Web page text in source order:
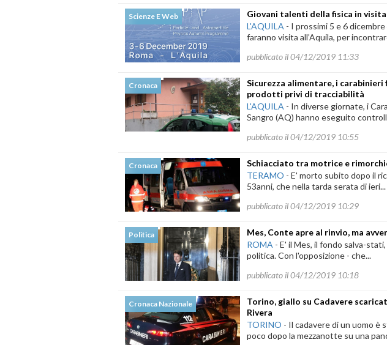
Scienze E Web
Giovani talenti della fisica in visita
L'AQUILA - I prossimi 5 e 6
faranno visita all’Aquila, per
pubblicato il 04/12/2019 11:33
Cronaca
Sicurezza alimentare, i
prodotti privi di tracciabilità
L'AQUILA - In diverse giornate, i
Sangro (AQ) hanno eseguito
pubblicato il 04/12/2019 10:55
Cronaca
Schiacciato tra motrice e
TERAMO - E' morto subito dopo il
53anni, che nella tarda serata di ieri...
pubblicato il 04/12/2019 10:29
Politica
Mes, Conte apre al rinvio, ma
ROMA - E' il Mes, il fondo salva-
politica. Con l'opposizione - che...
pubblicato il 04/12/2019 10:18
Cronaca Nazionale
Torino, giallo su Cadavere
Rivera
TORINO - Il cadavere di un uomo è
poco dopo la mezzanotte su una